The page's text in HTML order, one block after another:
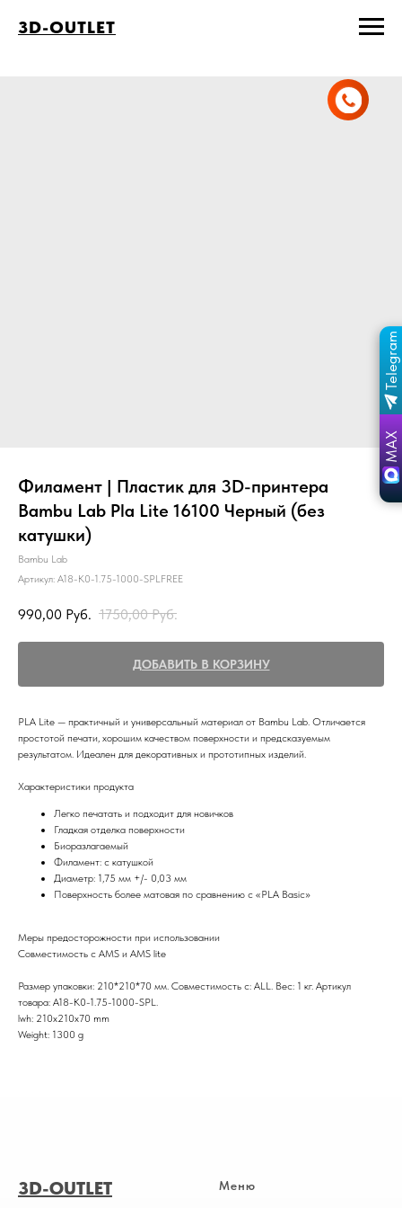
3D-OUTLET
Филамент | Пластик для 3D-принтера
Bambu Lab Pla Lite 16100 Черный (без
катушки)
Bambu Lab
Артикул: A18-K0-1.75-1000-SPLFREE
990,00 Руб. 1750,00 Руб.
ДОБАВИТЬ В КОРЗИНУ
PLA Lite — практичный и универсальный материал от Bambu Lab. Отличается
простотой печати, хорошим качеством поверхности и предсказуемым
результатом. Идеален для декоративных и прототипных изделий.
Характеристики продукта
Легко печатать и подходит для новичков
Гладкая отделка поверхности
Биоразлагаемый
Филамент: с катушкой
Диаметр: 1,75 мм +/- 0,03 мм
Поверхность более матовая по сравнению с «PLA Basic»
Меры предосторожности при использовании
Совместимость с AMS и AMS lite
Размер упаковки: 210*210*70 мм. Совместимость с: ALL. Вес: 1 кг. Артикул
товара: A18-K0-1.75-1000-SPL.
lwh: 210x210x70 mm
Weight: 1300 g
3D-OUTLET Меню